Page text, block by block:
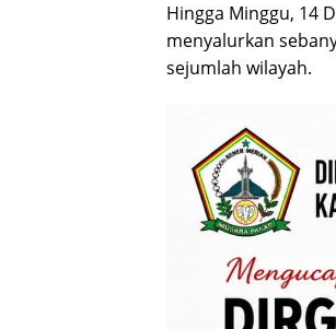
Hingga Minggu, 14
menyalurkan
sejumlah wilayah.